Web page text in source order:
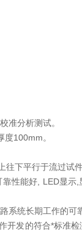
准分析测试。
100mm。
往下平行于流过试
性能好, LED显
系统长期工作的可
开发的符合*标准